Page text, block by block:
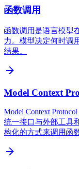
函数调用
函数调用是语言模型
力。模型决定何时调
结果。
Model Context
Model Context
统一接口与外部工具
构化的方式来调用函